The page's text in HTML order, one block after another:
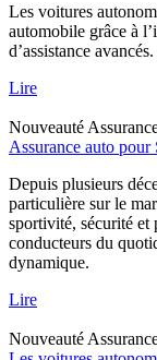
Les voitures
automobile grâce à
d’assistance avancés.
Lire
Nouveauté
Assurance auto pour
Depuis plusieurs
particulière sur le
sportivité, sécurité et
conducteurs du
dynamique.
Lire
Nouveauté